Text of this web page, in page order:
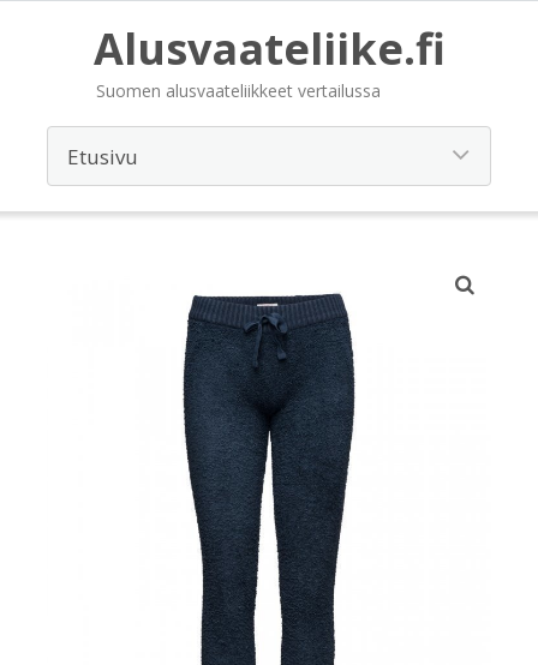
Alusvaateliike.fi
Suomen alusvaateliikkeet vertailussa